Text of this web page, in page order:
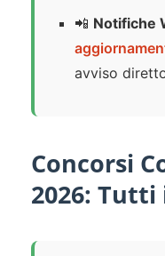
📲 Notifiche
avviso
Concorsi
2026: